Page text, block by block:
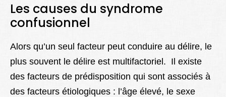
Les causes du syndrome
confusionnel
Alors qu’un seul facteur peut conduire au délire, le
plus souvent le délire est multifactoriel. Il existe
des facteurs de prédisposition qui sont associés à
des facteurs étiologiques : l’âge élevé, le sexe